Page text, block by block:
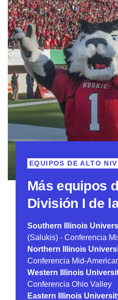
Más equipos
División I de
EQUIPOS DE ALTO
Southern Illinois
(Salukis) - Conferencia
Northern Illinois
Conferencia Mid-
Western Illinois
Conferencia Ohio Valley
Eastern Illinois